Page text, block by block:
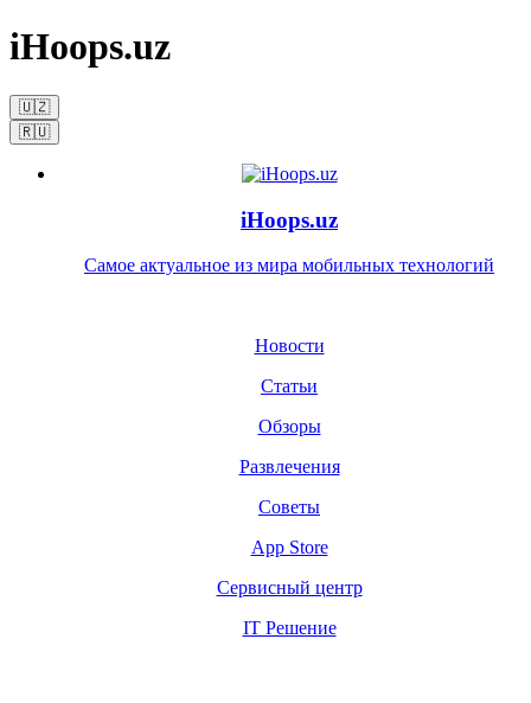
iHoops.uz
🇺🇿
🇷🇺
iHoops.uz
Самое актуальное из мира мобильных технологий
Новости
Статьи
Обзоры
Развлечения
Советы
App Store
Сервисный центр
IT Решение